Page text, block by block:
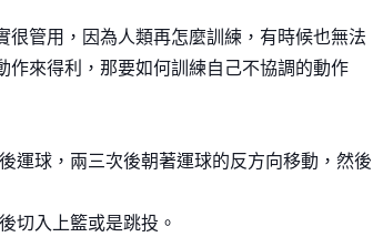
管用，因為人類再怎麼訓練，有時候也無法
來得利，那要如何訓練自己不協調的動作
運球，兩三次後朝著運球的反方向移動，然後
切入上籃或是跳投。